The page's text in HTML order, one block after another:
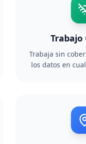
Trabajo
Trabaja sin
los datos en